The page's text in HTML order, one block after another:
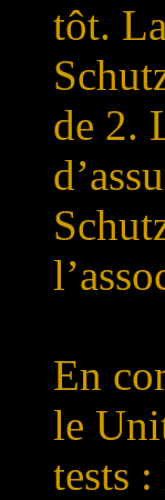
tôt.
de 2.
En
le
tests :